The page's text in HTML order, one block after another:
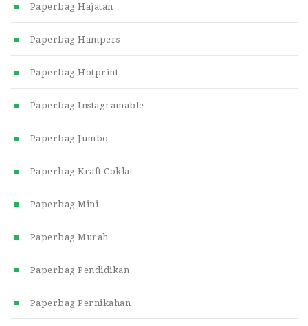
Paperbag Hajatan
Paperbag Hampers
Paperbag Hotprint
Paperbag Instagramable
Paperbag Jumbo
Paperbag Kraft Coklat
Paperbag Mini
Paperbag Murah
Paperbag Pendidikan
Paperbag Pernikahan